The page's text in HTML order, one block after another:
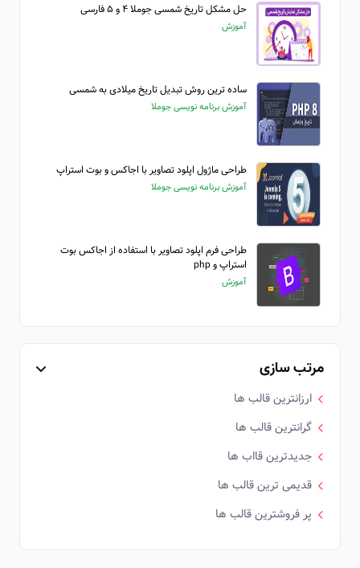
حل مشکل تاریخ شمسی جوملا ۴ و ۵ فارسی
آموزش
ساده ترین روش تبدیل تاریخ میلادی به شمسی
آموزش برنامه نویسی جوملا
طراحی ماژول اپلود تصاویر با اجاکس و بوت استراپ
آموزش برنامه نویسی جوملا
طراحی فرم اپلود تصاویر با استفاده از اجاکس بوت
استراپ و php
آموزش
مرتب سازی
ارزانترین قالب ها
گرانترین قالب ها
جدیدترین قااب ها
قدیمی ترین قالب ها
پر فروشترین قالب ها